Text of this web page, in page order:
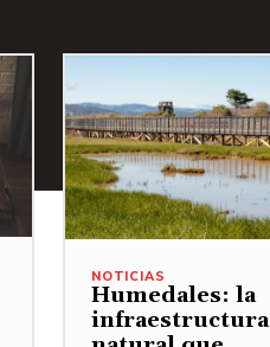
NOTICIAS
Humedales: la
infraestructura